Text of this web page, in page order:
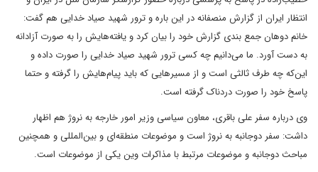
انتظار ایران از گزارش منصفانه در این باره و ترور شهید صیاد خدایی هم گفت:
خانم دوهان جمع بندی گزارش خود را بیان کرد و یافته‌هایش را به صورت آزادانه
به دست آورد. ما می‌دانیم چه کسی ترور شهید صیاد خدایی را صورت داده و
این‌که چه طرف ثالثی است و از مسیرهایی که باید پیام‌هایش را گرفته و حتما
پاسخ خود را صورت دردناک گرفته است.
وی درباره سفر علی باقری، معاون سیاسی وزیر امور خارجه به نروژ هم اظهار
داشت: سفر دوجانبه به نروژ است و موضوعات منطقه‌ای و بین‌المللی و همچنین
مباحث دوجانبه و موضوعات مرتبط با مذاکرات وین یکی از موضوعات است.